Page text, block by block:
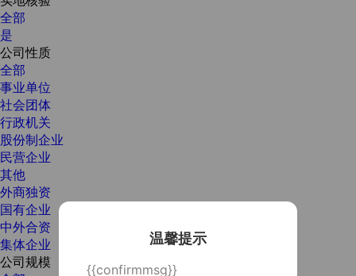
温馨提示
{{confirmmsg}}
全部
是
公司性质
全部
事业单位
社会团体
行政机关
股份制企业
民营企业
其他
外商独资
国有企业
中外合资
集体企业
公司规模